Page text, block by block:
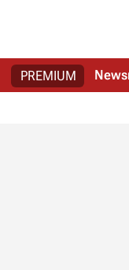
PREMIUM